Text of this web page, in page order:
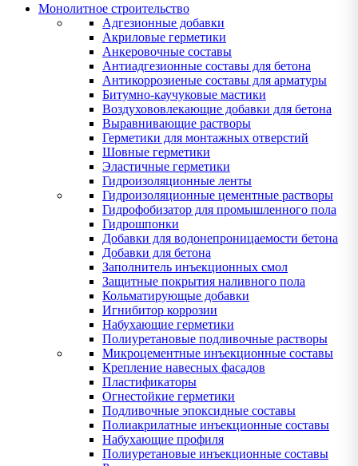
Монолитное строительство
Адгезионные добавки
Акриловые герметики
Анкеровочные составы
Антиадгезионные составы для бетона
Антикоррозиеные составы для арматуры
Битумно-каучуковые мастики
Воздухововлекающие добавки для бетона
Выравнивающие растворы
Герметики для монтажных отверстий
Шовные герметики
Эластичные герметики
Гидроизоляционные ленты
Гидроизоляционные цементные растворы
Гидрофобизатор для промышленного пола
Гидрошпонки
Добавки для водонепроницаемости бетона
Добавки для бетона
Заполнитель инъекционных смол
Защитные покрытия наливного пола
Кольматирующые добавки
Игнибитор коррозии
Набухающие герметики
Полиуретановые подливочные растворы
Микроцементные инъекционные составы
Крепление навесных фасадов
Пластификаторы
Огнестойкие герметики
Подливочные эпоксидные составы
Полиакрилатные инъекционные составы
Набухающие профиля
Полиуретановые инъекционные составы